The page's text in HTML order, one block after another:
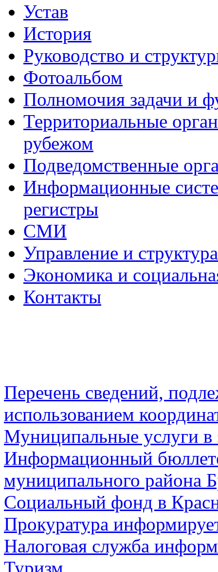
Устав
История
Руководство и
Фотоальбом
Полномочия задачи и
Территориальные
рубежом
Подведомственные
Информационные
регистры
СМИ
Управление и
Экономика и
Контакты
Перечень сведений,
использованием
Муниципальные услуги в
Информационный
муниципального района
Социальный фонд в
Прокуратура
Налоговая служба
Туризм